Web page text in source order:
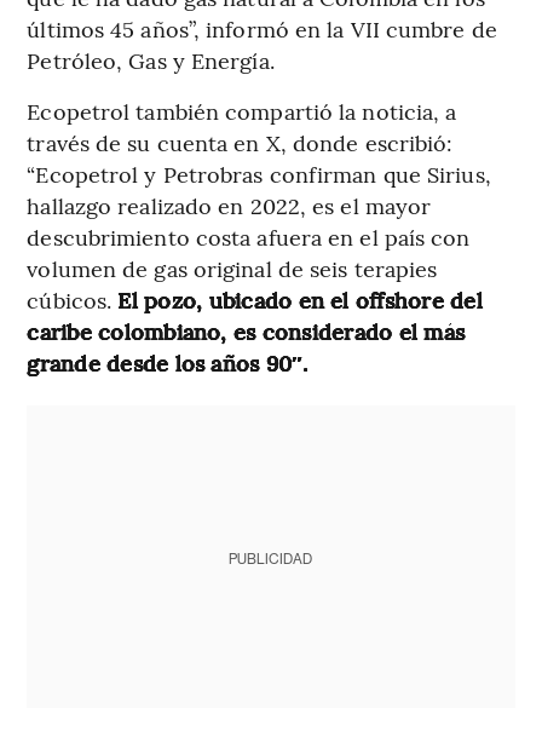
últimos 45 años”, informó en la VII cumbre de
Petróleo, Gas y Energía.
Ecopetrol también compartió la noticia, a
través de su cuenta en X, donde escribió:
“Ecopetrol y Petrobras confirman que Sirius,
hallazgo realizado en 2022, es el mayor
descubrimiento costa afuera en el país con
volumen de gas original de seis terapies
cúbicos. El pozo, ubicado en el offshore del
caribe colombiano, es considerado el más
grande desde los años 90″.
PUBLICIDAD